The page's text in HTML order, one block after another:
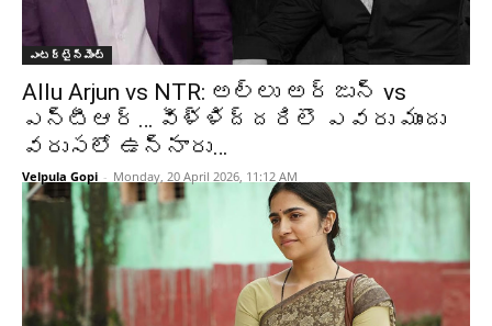
ఎంటర్టైన్మెంట్
Allu Arjun vs NTR: అల్లు అర్జున్ vs
ఎన్టీఆర్… వీళ్ళిద్దరిలొ ఎవరు ముందు
వరుసలో ఉన్నారు…
Velpula Gopi - Monday, 20 April 2026, 11:12 AM